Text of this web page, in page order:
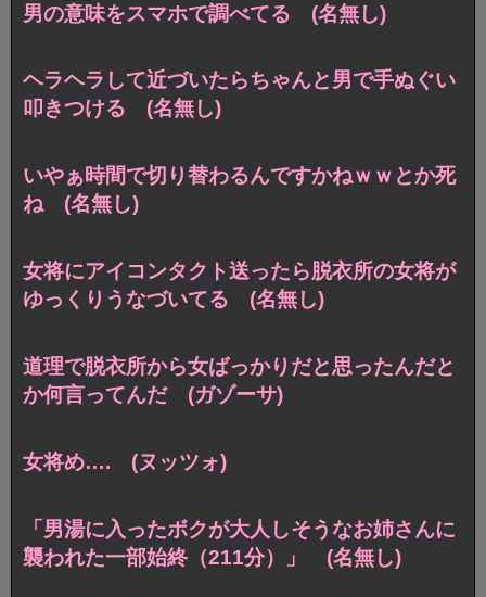
男の意味をスマホで調べてる (名無し)
ヘラヘラして近づいたらちゃんと男で手ぬぐい
叩きつける (名無し)
いやぁ時間で切り替わるんですかねｗｗとか死
ね (名無し)
女将にアイコンタクト送ったら脱衣所の女将が
ゆっくりうなづいてる (名無し)
道理で脱衣所から女ばっかりだと思ったんだと
か何言ってんだ (ガゾーサ)
女将め…. (ヌッツォ)
「男湯に入ったボクが大人しそうなお姉さんに
襲われた一部始終（211分）」 (名無し)